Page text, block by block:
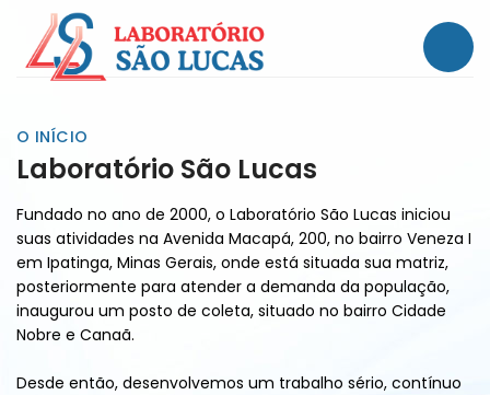
O INÍCIO
Laboratório São Lucas
Fundado no ano de 2000, o Laboratório São Lucas iniciou
suas atividades na Avenida Macapá, 200, no bairro Veneza I
em Ipatinga, Minas Gerais, onde está situada sua matriz,
posteriormente para atender a demanda da população,
inaugurou um posto de coleta, situado no bairro Cidade
Nobre e Canaã.
Desde então, desenvolvemos um trabalho sério, contínuo